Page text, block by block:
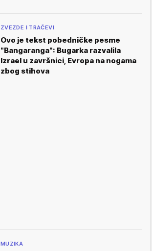
ZVEZDE I TRAČEVI
Ovo je tekst pobedničke pesme
"Bangaranga": Bugarka razvalila
Izrael u završnici, Evropa na nogama
zbog stihova
MUZIKA